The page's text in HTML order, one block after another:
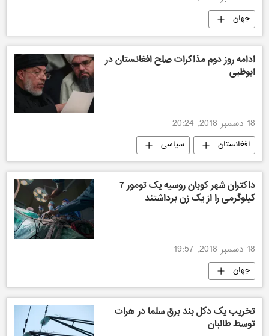
جهان
ادامه روز دوم مذاکرات صلح افغانستان در
ابوظبی
18 دسمبر 2018, 20:24
افغانستان سیاسی
داکتران شهر کوبان روسیه یک تومور 7
کیلوگرمی را از یک زن برداشتند
18 دسمبر 2018, 19:57
جهان
تخریب یک دکل بند برق سلما در هرات
توسط طالبان